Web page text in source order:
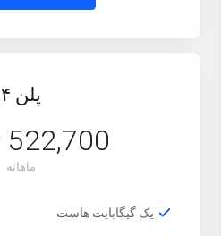
پلن ۴
522,700 تومان
ماهانه
یک گیگابایت هاست